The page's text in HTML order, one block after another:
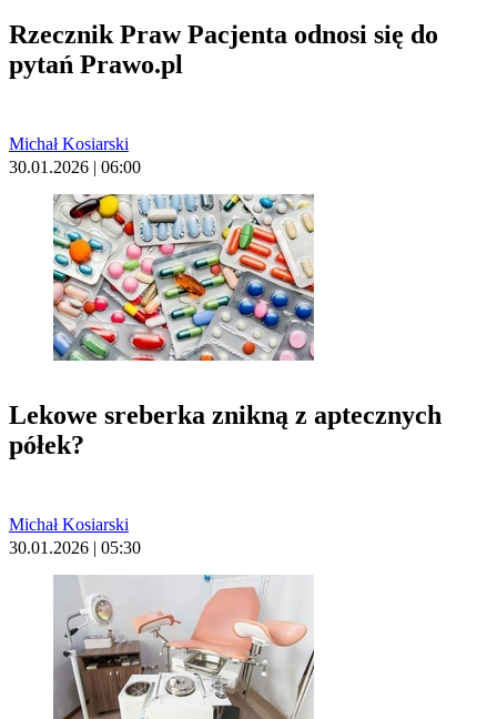
Rzecznik Praw Pacjenta odnosi się do
pytań Prawo.pl
Michał Kosiarski
30.01.2026 | 06:00
Lekowe sreberka znikną z aptecznych
półek?
Michał Kosiarski
30.01.2026 | 05:30